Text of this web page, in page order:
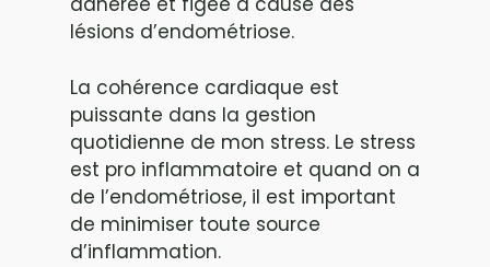
lésions d’endométriose.
La cohérence cardiaque est
puissante dans la gestion
quotidienne de mon stress. Le stress
est pro inflammatoire et quand on a
de l’endométriose, il est important
de minimiser toute source
d’inflammation.